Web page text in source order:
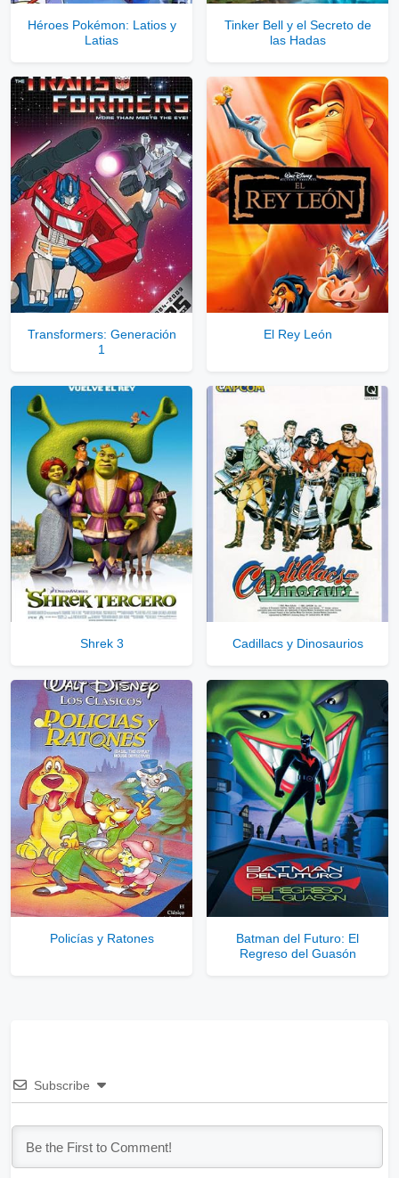
Comprar Cuenta VIP Aquí!
Héroes Pokémon: Latios y
Latias
Tinker Bell y el Secreto de
las Hadas
Transformers: Generación
1
El Rey León
Shrek 3 Cadillacs y Dinosaurios
Policías y Ratones
Batman del Futuro: El
Regreso del Guasón
Subscribe